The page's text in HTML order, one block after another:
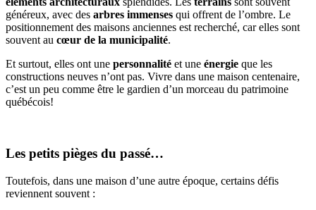
généreux, avec des arbres immenses qui offrent de l’ombre. Le
positionnement des maisons anciennes est recherché, car elles sont
souvent au cœur de la municipalité.
Et surtout, elles ont une personnalité et une énergie que les
constructions neuves n’ont pas. Vivre dans une maison centenaire,
c’est un peu comme être le gardien d’un morceau du patrimoine
québécois!
Les petits pièges du passé…
Toutefois, dans une maison d’une autre époque, certains défis
reviennent souvent :